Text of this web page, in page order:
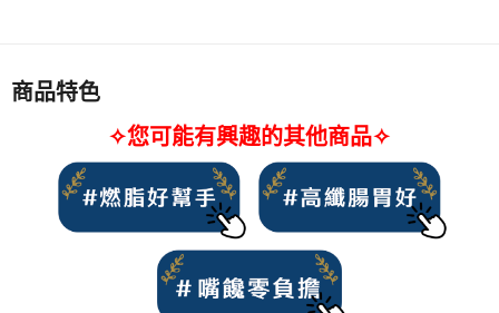
商品特色
✧您可能有興趣的其他商品✧